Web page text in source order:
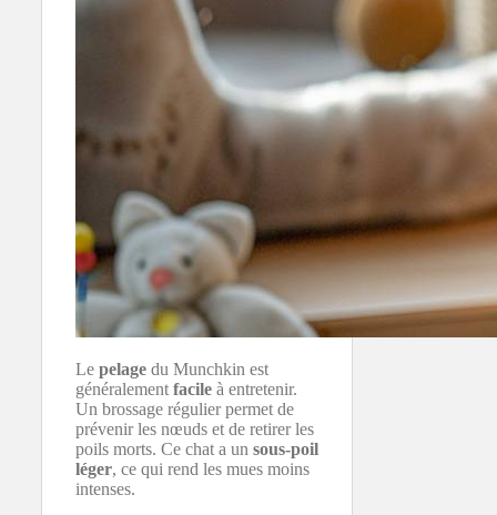
Le pelage du Munchkin est
généralement facile à entretenir.
Un brossage régulier permet de
prévenir les nœuds et de retirer les
poils morts. Ce chat a un sous-poil
léger, ce qui rend les mues moins
intenses.